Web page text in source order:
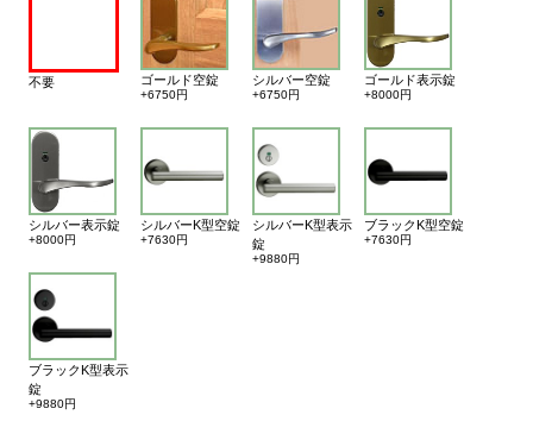
不要 ゴールド空錠
+6750円
シルバー空錠
+6750円
ゴールド表示錠
+8000円
シルバー表示錠
+8000円
シルバーK型空錠
+7630円
シルバーK型表示
錠
+9880円
ブラックK型空錠
+7630円
ブラックK型表示
錠
+9880円